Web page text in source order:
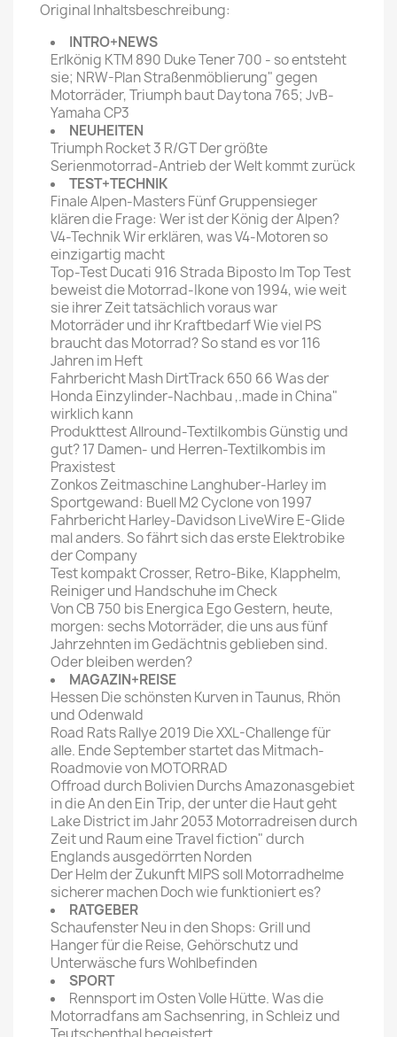
Original Inhaltsbeschreibung:
INTRO+NEWS
Erlkönig KTM 890 Duke Tener 700 - so entsteht
sie; NRW-Plan Straßenmöblierung" gegen
Motorräder, Triumph baut Daytona 765; JvB-
Yamaha CP3
NEUHEITEN
Triumph Rocket 3 R/GT Der größte
Serienmotorrad-Antrieb der Welt kommt zurück
TEST+TECHNIK
Finale Alpen-Masters Fünf Gruppensieger
klären die Frage: Wer ist der König der Alpen?
V4-Technik Wir erklären, was V4-Motoren so
einzigartig macht
Top-Test Ducati 916 Strada Biposto Im Top Test
beweist die Motorrad-Ikone von 1994, wie weit
sie ihrer Zeit tatsächlich voraus war
Motorräder und ihr Kraftbedarf Wie viel PS
braucht das Motorrad? So stand es vor 116
Jahren im Heft
Fahrbericht Mash DirtTrack 650 66 Was der
Honda Einzylinder-Nachbau ,.made in China"
wirklich kann
Produkttest Allround-Textilkombis Günstig und
gut? 17 Damen- und Herren-Textilkombis im
Praxistest
Zonkos Zeitmaschine Langhuber-Harley im
Sportgewand: Buell M2 Cyclone von 1997
Fahrbericht Harley-Davidson LiveWire E-Glide
mal anders. So fährt sich das erste Elektrobike
der Company
Test kompakt Crosser, Retro-Bike, Klapphelm,
Reiniger und Handschuhe im Check
Von CB 750 bis Energica Ego Gestern, heute,
morgen: sechs Motorräder, die uns aus fünf
Jahrzehnten im Gedächtnis geblieben sind.
Oder bleiben werden?
MAGAZIN+REISE
Hessen Die schönsten Kurven in Taunus, Rhön
und Odenwald
Road Rats Rallye 2019 Die XXL-Challenge für
alle. Ende September startet das Mitmach-
Roadmovie von MOTORRAD
Offroad durch Bolivien Durchs Amazonasgebiet
in die An den Ein Trip, der unter die Haut geht
Lake District im Jahr 2053 Motorradreisen durch
Zeit und Raum eine Travel fiction" durch
Englands ausgedörrten Norden
Der Helm der Zukunft MIPS soll Motorradhelme
sicherer machen Doch wie funktioniert es?
RATGEBER
Schaufenster Neu in den Shops: Grill und
Hanger für die Reise, Gehörschutz und
Unterwäsche furs Wohlbefinden
SPORT
Rennsport im Osten Volle Hütte. Was die
Motorradfans am Sachsenring, in Schleiz und